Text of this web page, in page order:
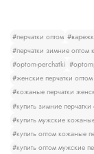
#перчатки оптом
#перчатки зимние оптом
#optom-perchatki
#женские перчатки оптом
#кожаные перчатки
#купить зимние перчатки
#купить мужские
#купить оптом кожаные
#купить оптом мужские